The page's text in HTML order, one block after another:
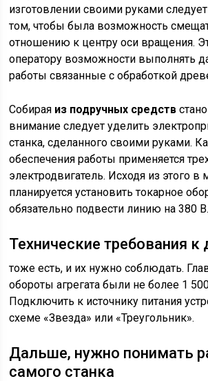
изготовлении своими руками
том, чтобы была возможность
отношению к центру оси вращения.
оператору возможности выполнять
работы связанные с обработкой
Собирая из подручных средств
внимание следует уделить
станка, сделанного своими руками.
обеспечения работы применяется
электродвигатель. Исходя из этого в
планируется установить токарное
обязательно подвести линию на 380 В.
Технические требования к
тоже есть, и их нужно соблюдать.
обороты агрегата были не более 1
Подключить к источнику питания
схеме «Звезда» или «Треугольник».
Дальше, нужно понимать
самого станка